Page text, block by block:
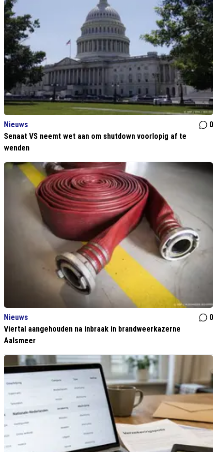
Nieuws
0
Senaat VS neemt wet aan om shutdown voorlopig af te
wenden
Nieuws
0
Viertal aangehouden na inbraak in brandweerkazerne
Aalsmeer